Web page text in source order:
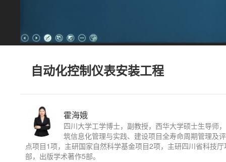
自动化控制仪表安装工程
霍海娥
四川大学工学博士，副教授，西华大学硕士生导师
筑信息化管理与实践、建设项目全寿命周期管理及
点项目1项，主研国家自然科学基金项目2项，主研四川省科技
部，出版学术著作5部。